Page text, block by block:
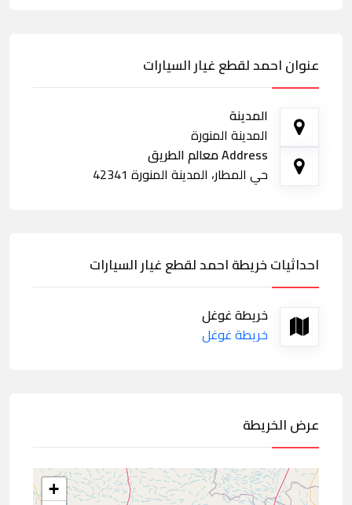
عنوان احمد لقطع غيار السيارات
المدينة
المدينة المنورة
Address معالم الطريق
حي المطار، المدينة المنورة 42341
احداثيات خريطة احمد لقطع غيار السيارات
خريطة غوغل
خريطة غوغل
عرض الخريطة
+